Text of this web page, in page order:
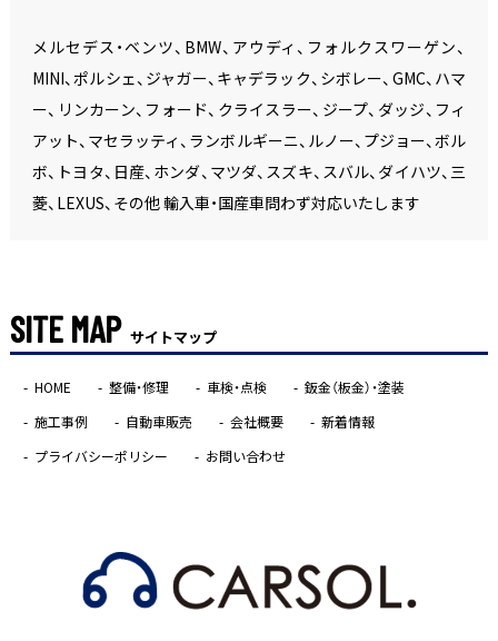
メルセデス・ベンツ、BMW、アウディ、フォルクスワーゲン、
MINI、ポルシェ、ジャガー、キャデラック、シボレー、GMC、ハマ
ー、リンカーン、フォード、クライスラー、ジープ、ダッジ、フィ
アット、マセラッティ、ランボルギーニ、ルノー、プジョー、ボル
ボ、トヨタ、日産、ホンダ、マツダ、スズキ、スバル、ダイハツ、三
菱、LEXUS、その他 輸入車・国産車問わず対応いたします
SITE MAP サイトマップ
HOME 整備・修理 車検・点検
鈑金（板金）・塗装
施工事例
自動車販売 会社概要
新着情報
プライバシーポリシー
お問い合わせ